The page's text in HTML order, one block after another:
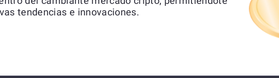
tendencias e innovaciones.